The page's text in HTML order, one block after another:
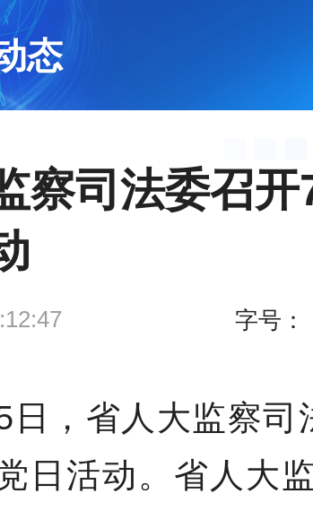
态
察司法委召开
字号：
日，省人大监察司
日活动。省人大